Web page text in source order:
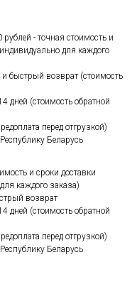
рублей - точная стоимость и
для каждого
быстрый возврат (стоимость
дней (стоимость обратной
перед отгрузкой)
Беларусь
и сроки доставки
каждого заказа)
возврат
дней (стоимость обратной
перед отгрузкой)
Беларусь